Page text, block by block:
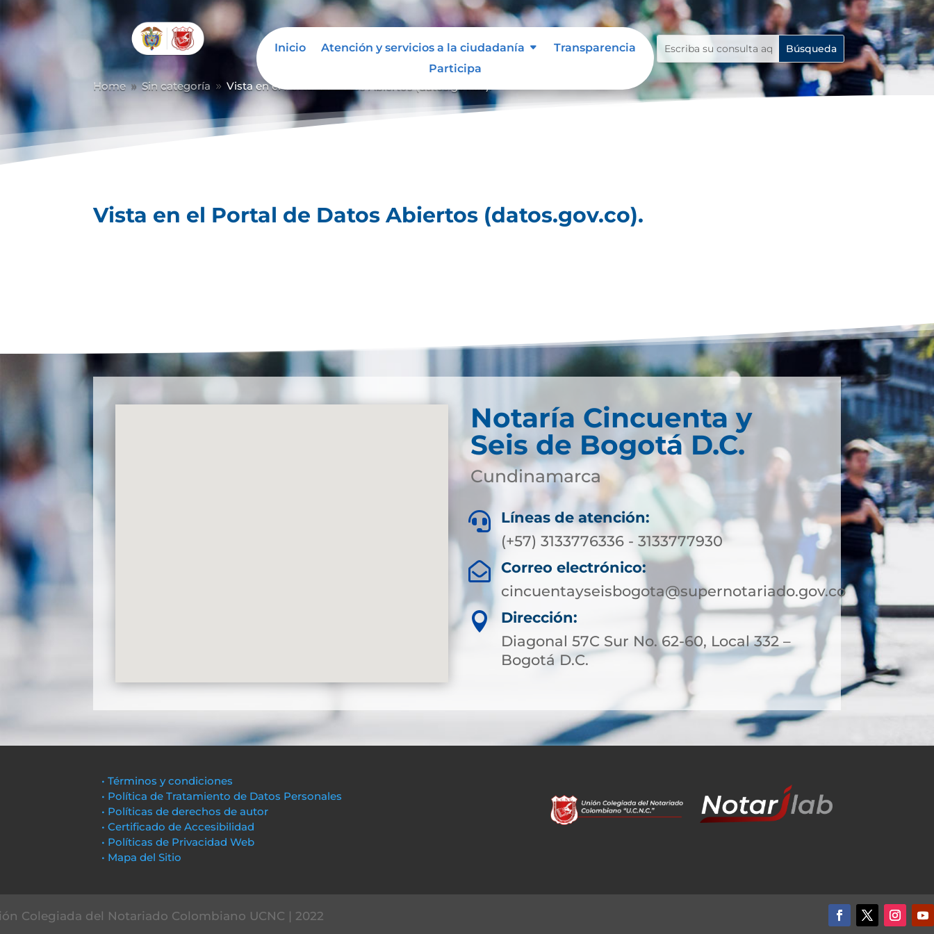
Inicio Atención y servicios a la ciudadanía
Transparencia
Participa
Home 9 Sin categoría 9 Vista en el Portal de Datos Abiertos (datos.gov.co).
Vista en el Portal de Datos Abiertos (datos.gov.co).
Notaría Cincuenta y
Seis de Bogotá D.C.
Cundinamarca

Líneas de atención:
(+57) 3133776336 - 3133777930

Correo electrónico:
cincuentayseisbogota@supernotariado.gov.co

Dirección:
Diagonal 57C Sur No. 62-60, Local 332 –
Bogotá D.C.
• Términos y condiciones
• Política de Tratamiento de Datos Personales
• Políticas de derechos de autor
• Certificado de Accesibilidad
• Políticas de Privacidad Web
• Mapa del Sitio
Colegiada del Notariado Colombiano UCNC | 2022